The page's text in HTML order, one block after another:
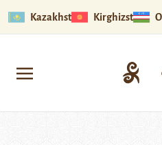
Kazakhstan Kirghizstan